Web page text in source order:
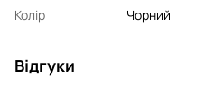
Колір
Чорний
Відгуки